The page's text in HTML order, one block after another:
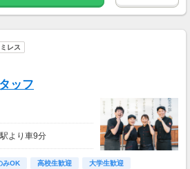
（1P＝1円）
ーン実施中★
ター応募完了で、A
円分をプレゼント！
レス
ッフ
より車9分
みOK 高校生歓迎
大学生歓迎